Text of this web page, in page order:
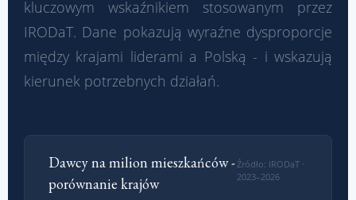
kluczowym wskaźnikiem stosowanym przez
IRODaT. Dane pokazują wyraźne dysproporcje
między krajami liderami a Polską - i wskazują
kierunek potrzebnych działań.
Dawcy na milion mieszkańców -
porównanie krajów
Źródło: IRODaT ·
2023–2026